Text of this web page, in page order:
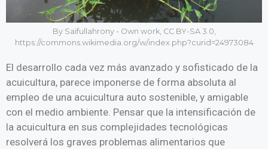
By Saifullahrony - Own work, CC BY-SA 3.0,
https://commons.wikimedia.org/w/index.php?curid=24973084
El desarrollo cada vez más avanzado y sofisticado de la
acuicultura, parece imponerse de forma absoluta al
empleo de una acuicultura auto sostenible, y amigable
con el medio ambiente. Pensar que la intensificación de
la acuicultura en sus complejidades tecnológicas
resolverá los graves problemas alimentarios que